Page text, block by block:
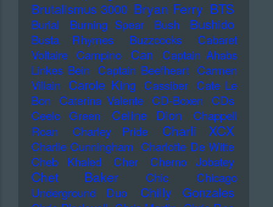
Brutalismus 3000 Bryan Ferry BTS
Burial Burning Spear Bush Bushido
Busta Rhymes Buzzcocks
Cabaret
Voltaire Campino Can
Captain Ahabs
Linkes Bein Captain Beefheart Carmen
Villain Carole King Cassiber Cate Le
Bon
Caterina Valente CD-Boxen
CDs
Ceelo Green
Celine Dion
Chappell
Roan
Charley Pride Charli XCX
Charlie Cunningham Charlotte De Witte
Cheb Khaled
Cher Cherno Jobatey
Chet Baker Chic
Chicago
Underground Duo
Chilly Gonzales